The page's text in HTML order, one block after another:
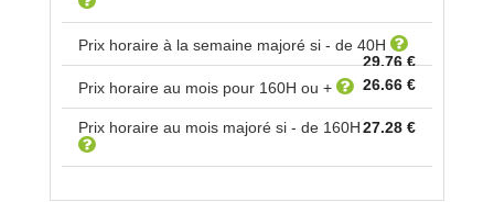
Prix horaire à la semaine majoré si - de 40H
29.76 €
Prix horaire au mois pour 160H ou + 26.66 €
Prix horaire au mois majoré si - de 160H27.28 €